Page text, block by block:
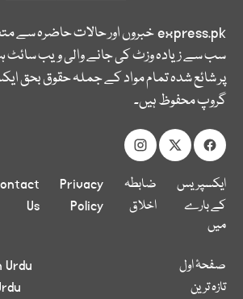
express.pkخبروں اور حالات حاضرہ سے
سب سے زیادہ وزٹ کی جانے والی ویب
پر شائع شدہ تمام مواد کے جملہ حقوق بحق
گروپ محفوظ ہیں۔
ایکسپریس
کے بارے
میں
ضابطہ
اخلاق
Privacy
Policy
Us
صفحۂ اول
تازہ ترین
Urdu